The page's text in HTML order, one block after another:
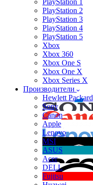
PlayStation 1
PlayStation 2
PlayStation 3
PlayStation 4
PlayStation 5
Xbox
Xbox 360
Xbox One S
Xbox One X
Xbox Series X
Производители
Hewlett Packard
Sony
Canon
Apple
Lenovo
MSI
ASUS
Acer
DELL
Fujitsu